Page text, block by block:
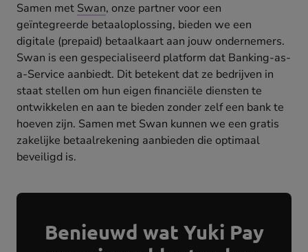
Samen met Swan, onze partner voor een
geïntegreerde betaaloplossing, bieden we een
digitale (prepaid) betaalkaart aan jouw ondernemers.
Swan is een gespecialiseerd platform dat Banking-as-
a-Service aanbiedt. Dit betekent dat ze bedrijven in
staat stellen om hun eigen financiële diensten te
ontwikkelen en aan te bieden zonder zelf een bank te
hoeven zijn. Samen met Swan kunnen we een gratis
zakelijke betaalrekening aanbieden die optimaal
beveiligd is.
Benieuwd wat Yuki Pay